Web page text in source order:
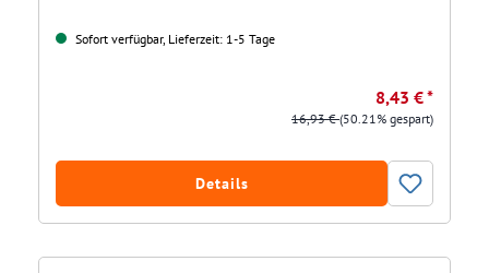
Sofort verfügbar, Lieferzeit: 1-5 Tage
8,43 € *
16,93 €(50.21% gespart)
Details